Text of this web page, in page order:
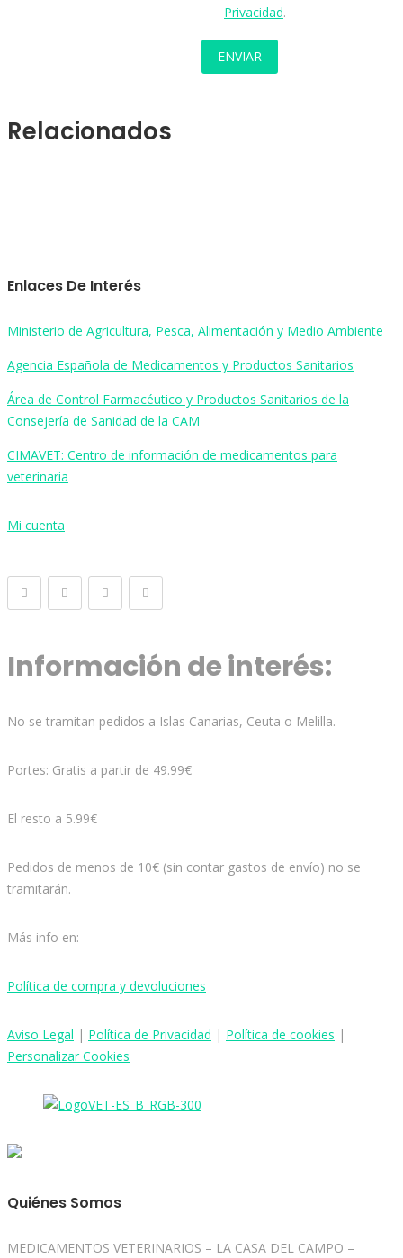
Privacidad.
Relacionados
Enlaces De Interés
Ministerio de Agricultura, Pesca, Alimentación y Medio Ambiente
Agencia Española de Medicamentos y Productos Sanitarios
Área de Control Farmacéutico y Productos Sanitarios de la
Consejería de Sanidad de la CAM
CIMAVET: Centro de información de medicamentos para
veterinaria
Mi cuenta
Información de interés:
No se tramitan pedidos a Islas Canarias, Ceuta o Melilla.
Portes: Gratis a partir de 49.99€
El resto a 5.99€
Pedidos de menos de 10€ (sin contar gastos de envío) no se
tramitarán.
Más info en:
Política de compra y devoluciones
Aviso Legal | Política de Privacidad | Política de cookies |
Personalizar Cookies
Quiénes Somos
MEDICAMENTOS VETERINARIOS – LA CASA DEL CAMPO –